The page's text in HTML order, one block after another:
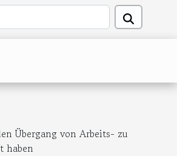
Übergang von Arbeits- zu
haben